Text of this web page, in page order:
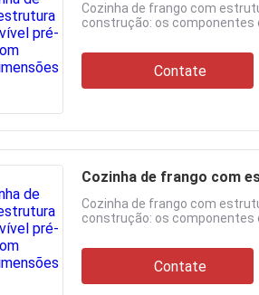
Cozinha de frango com
construção: os componentes
Contate
Cozinha de frango com
Cozinha de frango com
construção: os componentes
Contate